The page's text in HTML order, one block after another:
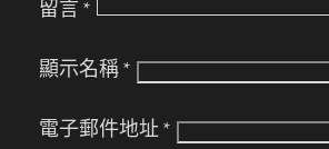
留言 *
顯示名稱 *
電子郵件地址 *